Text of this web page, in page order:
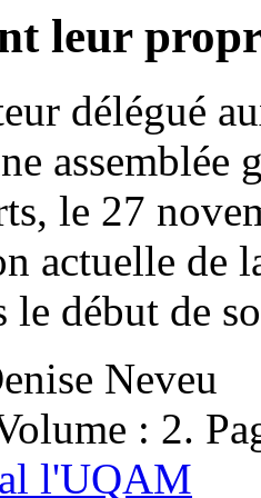
leur
délégué
assemblée
le 27
actuelle de
le début de
Neveu
: 2.
l'UQAM